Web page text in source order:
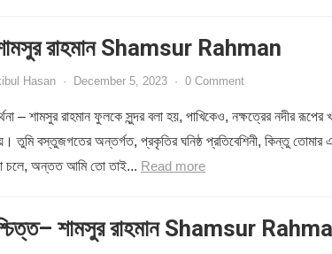
রাহমান Shamsur Rahman
Hasan · December 5, 2023 · 0 Comment
– শামসুর রাহমান ফুলকে সুন্দর বলা হয়, পাখিকেও, নক্ষত্রের নদীর রূপের
তুমি বস্তুজগতের অন্তর্গত, প্রকৃতির ঘনিষ্ঠ প্রতিবেশিনী, কিন্তু তোমার
চলে, অন্তত আমি তো তাই... Read more
শামসুর রাহমান Shamsur